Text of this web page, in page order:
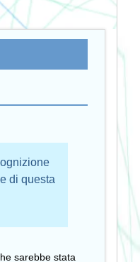
di questa
sarebbe stata